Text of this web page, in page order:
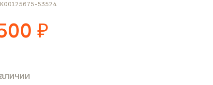
K00125675-53524
₽